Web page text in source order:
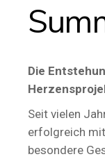
Die
Seit vielen
erfolgreich mit
besondere